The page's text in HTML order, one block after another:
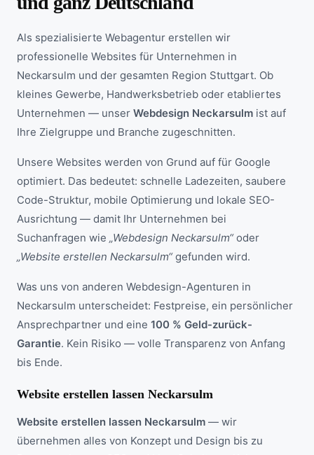
Als spezialisierte Webagentur erstellen wir
professionelle Websites für Unternehmen in
Neckarsulm und der gesamten Region Stuttgart. Ob
kleines Gewerbe, Handwerksbetrieb oder etabliertes
Unternehmen — unser Webdesign Neckarsulm ist auf
Ihre Zielgruppe und Branche zugeschnitten.
Unsere Websites werden von Grund auf für Google
optimiert. Das bedeutet: schnelle Ladezeiten, saubere
Code-Struktur, mobile Optimierung und lokale SEO-
Ausrichtung — damit Ihr Unternehmen bei
Suchanfragen wie „Webdesign Neckarsulm“oder
„Website erstellen Neckarsulm“gefunden wird.
Was uns von anderen Webdesign-Agenturen in
Neckarsulm unterscheidet: Festpreise, ein persönlicher
Ansprechpartner und eine 100 % Geld-zurück-
Garantie. Kein Risiko — volle Transparenz von Anfang
bis Ende.
Website erstellen lassen Neckarsulm
Website erstellen lassen Neckarsulm — wir
übernehmen alles von Konzept und Design bis zu